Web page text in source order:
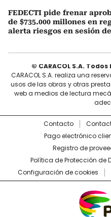
FEDECTI pide frenar
de $735.000 millones en
alerta riesgos en sesión
© CARACOL S.A.
CARACOL S.A. realiza una
usos de las obras y otras
web a medios de lectura
Contacto
Pago electrónico
Registro de
Política de Protección de
Configuración de cookies